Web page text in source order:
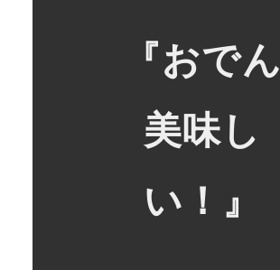
『おでん
美味し
い！』